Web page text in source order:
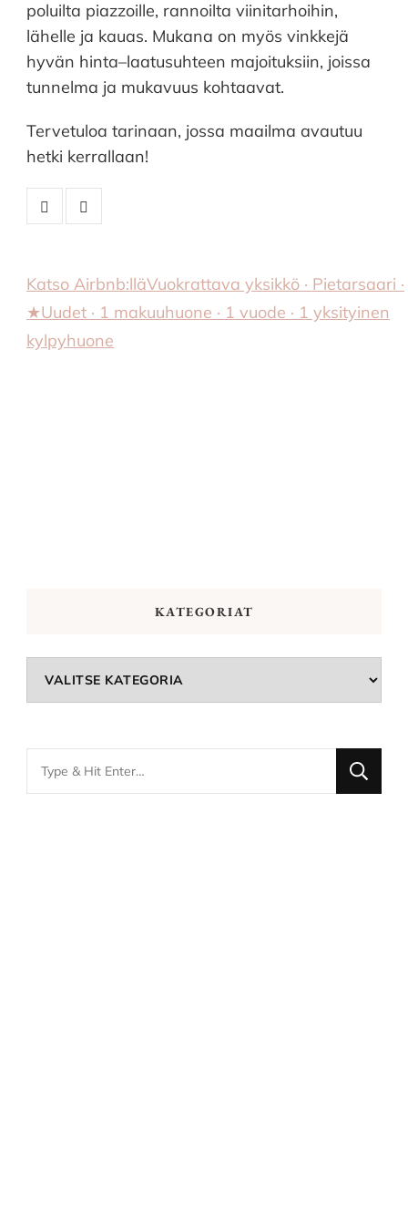
poluilta piazzoille, rannoilta viinitarhoihin,
lähelle ja kauas. Mukana on myös vinkkejä
hyvän hinta–laatusuhteen majoituksiin, joissa
tunnelma ja mukavuus kohtaavat.
Tervetuloa tarinaan, jossa maailma avautuu
hetki kerrallaan!
Katso Airbnb:lläVuokrattava yksikkö · Pietarsaari ·
★Uudet · 1 makuuhuone · 1 vuode · 1 yksityinen
kylpyhuone
KATEGORIAT
Kategoriat
Looking
for